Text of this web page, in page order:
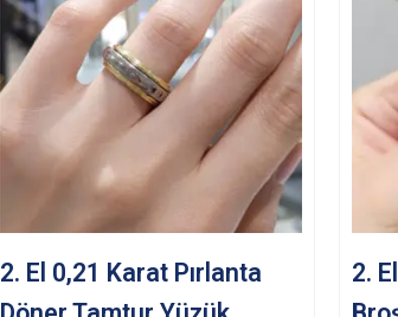
2. El 0,21 Karat Pırlanta
2.